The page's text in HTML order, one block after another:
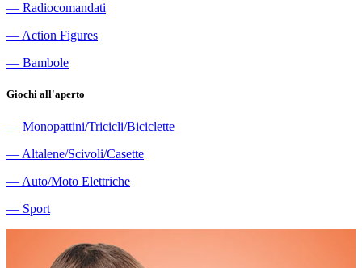
― Radiocomandati
― Action Figures
― Bambole
Giochi all'aperto
― Monopattini/Tricicli/Biciclette
― Altalene/Scivoli/Casette
― Auto/Moto Elettriche
― Sport